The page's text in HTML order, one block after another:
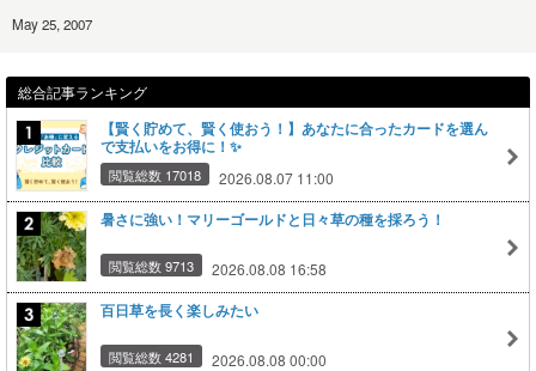
May 25, 2007
総合記事ランキング
【賢く貯めて、賢く使おう！】あなたに合ったカードを選ん
で支払いをお得に！✨
閲覧総数 17018 2026.08.07 11:00
暑さに強い！マリーゴールドと日々草の種を採ろう！
閲覧総数 9713 2026.08.08 16:58
百日草を長く楽しみたい
閲覧総数 4281 2026.08.08 00:00